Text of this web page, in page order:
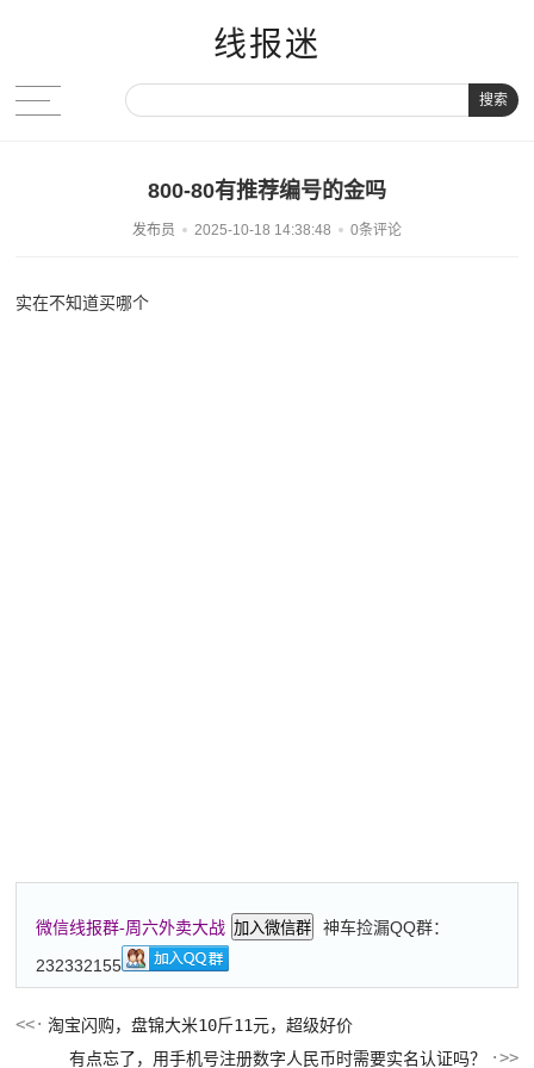
线报迷
搜索
800-80有推荐编号的金吗
发布员 2025-10-18 14:38:48 0条评论
实在不知道买哪个
微信线报群-周六外卖大战 加入微信群
神车捡漏QQ群：
232332155
淘宝闪购，盘锦大米10斤11元，超级好价
有点忘了，用手机号注册数字人民币时需要实名认证吗？